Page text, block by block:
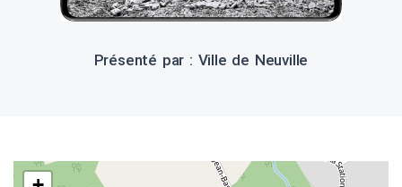
Présenté par : Ville de Neuville